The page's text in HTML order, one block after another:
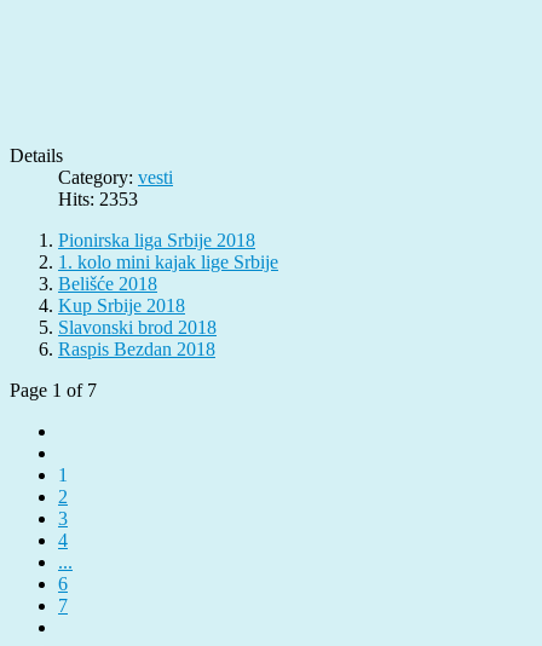
Details
Category: vesti
Hits: 2353
Pionirska liga Srbije 2018
1. kolo mini kajak lige Srbije
Belišće 2018
Kup Srbije 2018
Slavonski brod 2018
Raspis Bezdan 2018
Page 1 of 7
1
2
3
4
...
6
7